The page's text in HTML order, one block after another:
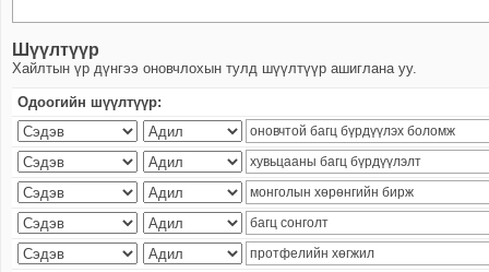
Шүүлтүүр
Хайлтын үр дүнгээ оновчлохын тулд шүүлтүүр ашиглана уу.
Одоогийн шүүлтүүр: